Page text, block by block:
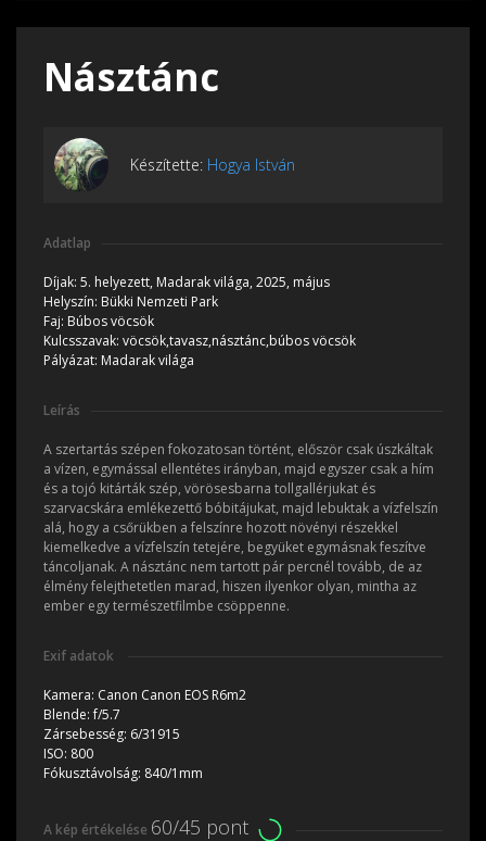
Násztánc
Készítette: Hogya István
Adatlap
Díjak: 5. helyezett, Madarak világa, 2025, május
Helyszín: Bükki Nemzeti Park
Faj: Búbos vöcsök
Kulcsszavak: vöcsök,tavasz,násztánc,búbos vöcsök
Pályázat: Madarak világa
Leírás
A szertartás szépen fokozatosan történt, először csak úszkáltak
a vízen, egymással ellentétes irányban, majd egyszer csak a hím
és a tojó kitárták szép, vörösesbarna tollgallérjukat és
szarvacskára emlékezettő bóbitájukat, majd lebuktak a vízfelszín
alá, hogy a csőrükben a felszínre hozott növényi részekkel
kiemelkedve a vízfelszín tetejére, begyüket egymásnak feszítve
táncoljanak. A násztánc nem tartott pár percnél tovább, de az
élmény felejthetetlen marad, hiszen ilyenkor olyan, mintha az
ember egy természetfilmbe csöppenne.
Exif adatok
Kamera: Canon Canon EOS R6m2
Blende:f/5.7
Zársebesség: 6/31915
ISO: 800
Fókusztávolság: 840/1mm
A kép értékelése 60/45 pont